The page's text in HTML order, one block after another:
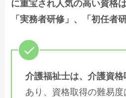
に重宝され人気の高い資格
「実務者研修」、「初任者
介護福祉士は、介護資
あり、資格取得の難易度